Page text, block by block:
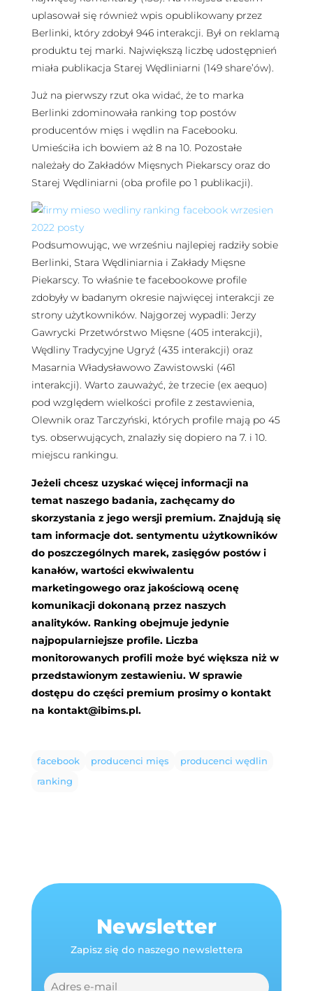
uplasował się również wpis opublikowany przez
Berlinki, który zdobył 946 interakcji. Był on reklamą
produktu tej marki. Największą liczbę udostępnień
miała publikacja Starej Wędliniarni (149 share’ów).
Już na pierwszy rzut oka widać, że to marka
Berlinki zdominowała ranking top postów
producentów mięs i wędlin na Facebooku.
Umieściła ich bowiem aż 8 na 10. Pozostałe
należały do Zakładów Mięsnych Piekarscy oraz do
Starej Wędliniarni (oba profile po 1 publikacji).
Podsumowując, we wrześniu najlepiej radziły sobie
Berlinki, Stara Wędliniarnia i Zakłady Mięsne
Piekarscy. To właśnie te facebookowe profile
zdobyły w badanym okresie najwięcej interakcji ze
strony użytkowników. Najgorzej wypadli: Jerzy
Gawrycki Przetwórstwo Mięsne (405 interakcji),
Wędliny Tradycyjne Ugryź (435 interakcji) oraz
Masarnia Władysławowo Zawistowski (461
interakcji). Warto zauważyć, że trzecie (ex aequo)
pod względem wielkości profile z zestawienia,
Olewnik oraz Tarczyński, których profile mają po 45
tys. obserwujących, znalazły się dopiero na 7. i 10.
miejscu rankingu.
Jeżeli chcesz uzyskać więcej informacji na
temat naszego badania, zachęcamy do
skorzystania z jego wersji premium. Znajdują się
tam informacje dot. sentymentu użytkowników
do poszczególnych marek, zasięgów postów i
kanałów, wartości ekwiwalentu
marketingowego oraz jakościową ocenę
komunikacji dokonaną przez naszych
analityków. Ranking obejmuje jedynie
najpopularniejsze profile. Liczba
monitorowanych profili może być większa niż w
przedstawionym zestawieniu. W sprawie
dostępu do części premium prosimy o kontakt
na kontakt@ibims.pl.
facebook producenci mięs
producenci wędlin
ranking
Newsletter
Zapisz się do naszego newslettera